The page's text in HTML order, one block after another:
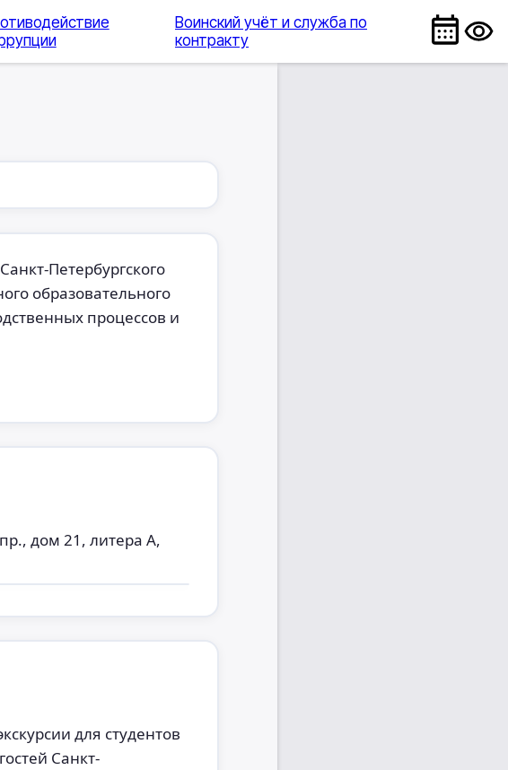
Воинский учёт и служба по
контракту
Петербургского
образовательного
процессов и
дом 21, литера А,
для студентов
Санкт-